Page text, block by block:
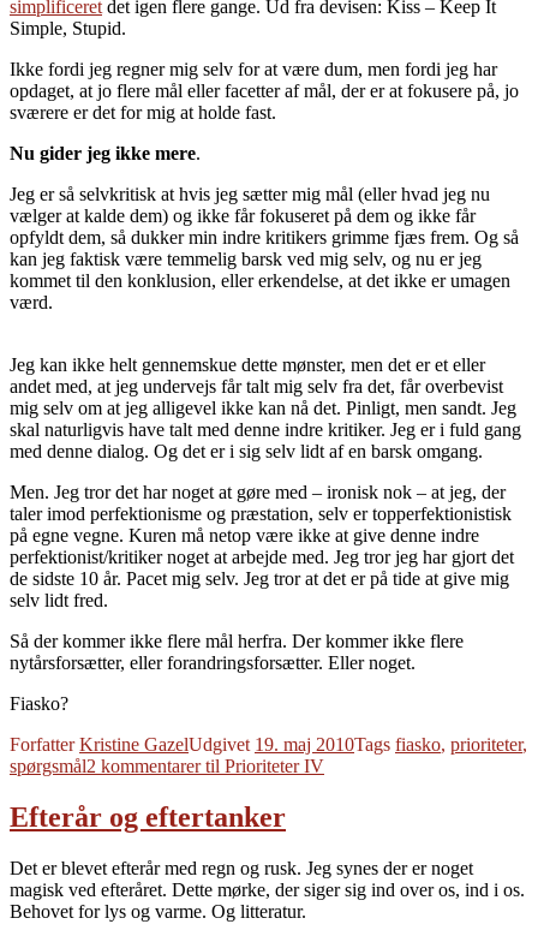
simplificeret det igen flere gange. Ud fra devisen: Kiss – Keep It
Simple, Stupid.
Ikke fordi jeg regner mig selv for at være dum, men fordi jeg har
opdaget, at jo flere mål eller facetter af mål, der er at fokusere på, jo
sværere er det for mig at holde fast.
Nu gider jeg ikke mere.
Jeg er så selvkritisk at hvis jeg sætter mig mål (eller hvad jeg nu
vælger at kalde dem) og ikke får fokuseret på dem og ikke får
opfyldt dem, så dukker min indre kritikers grimme fjæs frem. Og så
kan jeg faktisk være temmelig barsk ved mig selv, og nu er jeg
kommet til den konklusion, eller erkendelse, at det ikke er umagen
værd.
Jeg kan ikke helt gennemskue dette mønster, men det er et eller
andet med, at jeg undervejs får talt mig selv fra det, får overbevist
mig selv om at jeg alligevel ikke kan nå det. Pinligt, men sandt. Jeg
skal naturligvis have talt med denne indre kritiker. Jeg er i fuld gang
med denne dialog. Og det er i sig selv lidt af en barsk omgang.
Men. Jeg tror det har noget at gøre med – ironisk nok – at jeg, der
taler imod perfektionisme og præstation, selv er topperfektionistisk
på egne vegne. Kuren må netop være ikke at give denne indre
perfektionist/kritiker noget at arbejde med. Jeg tror jeg har gjort det
de sidste 10 år. Pacet mig selv. Jeg tror at det er på tide at give mig
selv lidt fred.
Så der kommer ikke flere mål herfra. Der kommer ikke flere
nytårsforsætter, eller forandringsforsætter. Eller noget.
Fiasko?
ForfatterKristine GazelUdgivet 19. maj 2010Tags fiasko, prioriteter,
spørgsmål2 kommentarertil Prioriteter IV
Efterår og eftertanker
Det er blevet efterår med regn og rusk. Jeg synes der er noget
magisk ved efteråret. Dette mørke, der siger sig ind over os, ind i os.
Behovet for lys og varme. Og litteratur.